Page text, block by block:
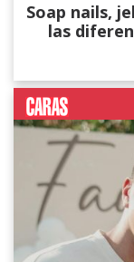
Soap nails,
las